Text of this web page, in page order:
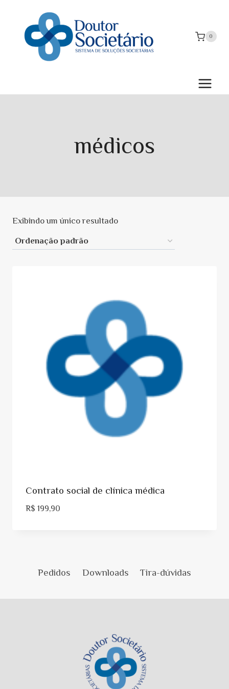
Conteúdo
0
médicos
Exibindo um único resultado
Contrato social de clínica médica
R$ 199,90
Pedidos Downloads Tira-dúvidas